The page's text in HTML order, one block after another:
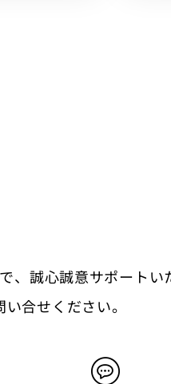
、 誠心誠意サポートい
合せください。